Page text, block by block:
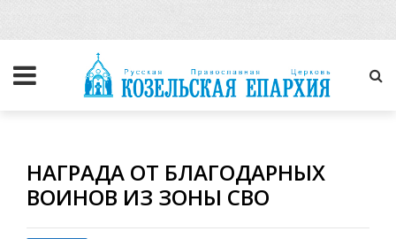
НАГРАДА ОТ БЛАГОДАРНЫХ
ВОИНОВ ИЗ ЗОНЫ СВО